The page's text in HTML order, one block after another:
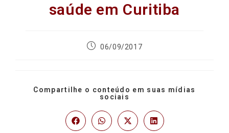
saúde em Curitiba
06/09/2017
Compartilhe o conteúdo em suas mídias
sociais